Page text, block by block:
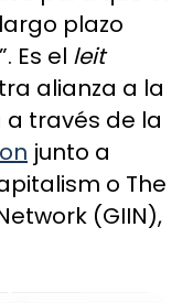
plazo
Es el leit
alianza a la
través de la
junto a
o The
(GIIN),